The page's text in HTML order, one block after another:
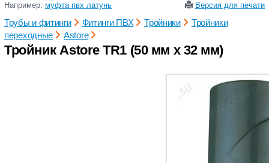
Например: муфта пвх латунь Версия для печати
Трубы и фитинги Фитинги ПВХ Тройники
Тройники
переходные
Astore
Тройник Astore TR1 (50 мм x 32 мм)